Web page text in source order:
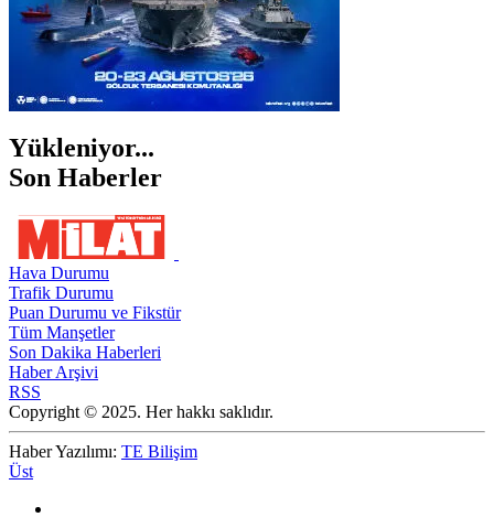
Yükleniyor...
Son Haberler
Hava Durumu
Trafik Durumu
Puan Durumu ve Fikstür
Tüm Manşetler
Son Dakika Haberleri
Haber Arşivi
RSS
Copyright © 2025. Her hakkı saklıdır.
Haber Yazılımı: TE Bilişim
Üst